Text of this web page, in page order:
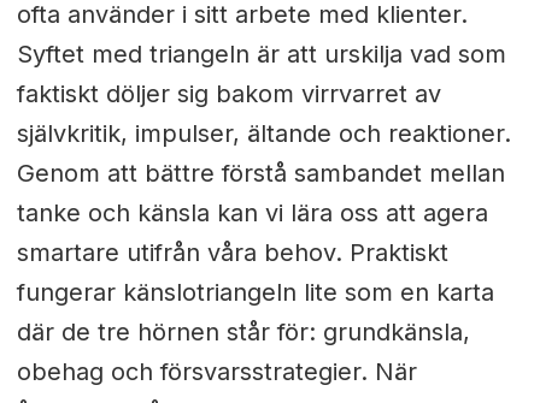
ofta använder i sitt arbete med klienter.
Syftet med triangeln är att urskilja vad som
faktiskt döljer sig bakom virrvarret av
självkritik, impulser, ältande och reaktioner.
Genom att bättre förstå sambandet mellan
tanke och känsla kan vi lära oss att agera
smartare utifrån våra behov. Praktiskt
fungerar känslotriangeln lite som en karta
där de tre hörnen står för: grundkänsla,
obehag och försvarsstrategier. När